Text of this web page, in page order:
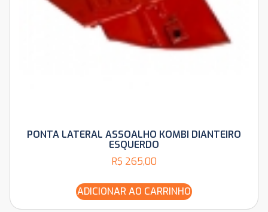
PONTA LATERAL ASSOALHO KOMBI DIANTEIRO
ESQUERDO
R$ 265,00
ADICIONAR AO CARRINHO